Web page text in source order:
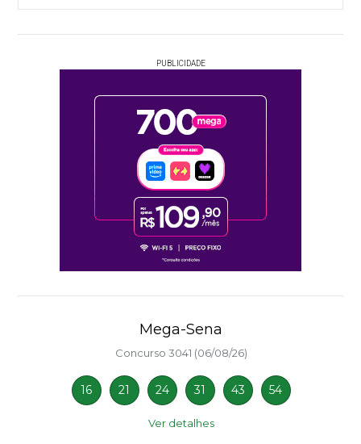
PUBLICIDADE
Mega-Sena
Concurso 3041 (06/08/26)
16 21 24 31 43 54
Ver detalhes